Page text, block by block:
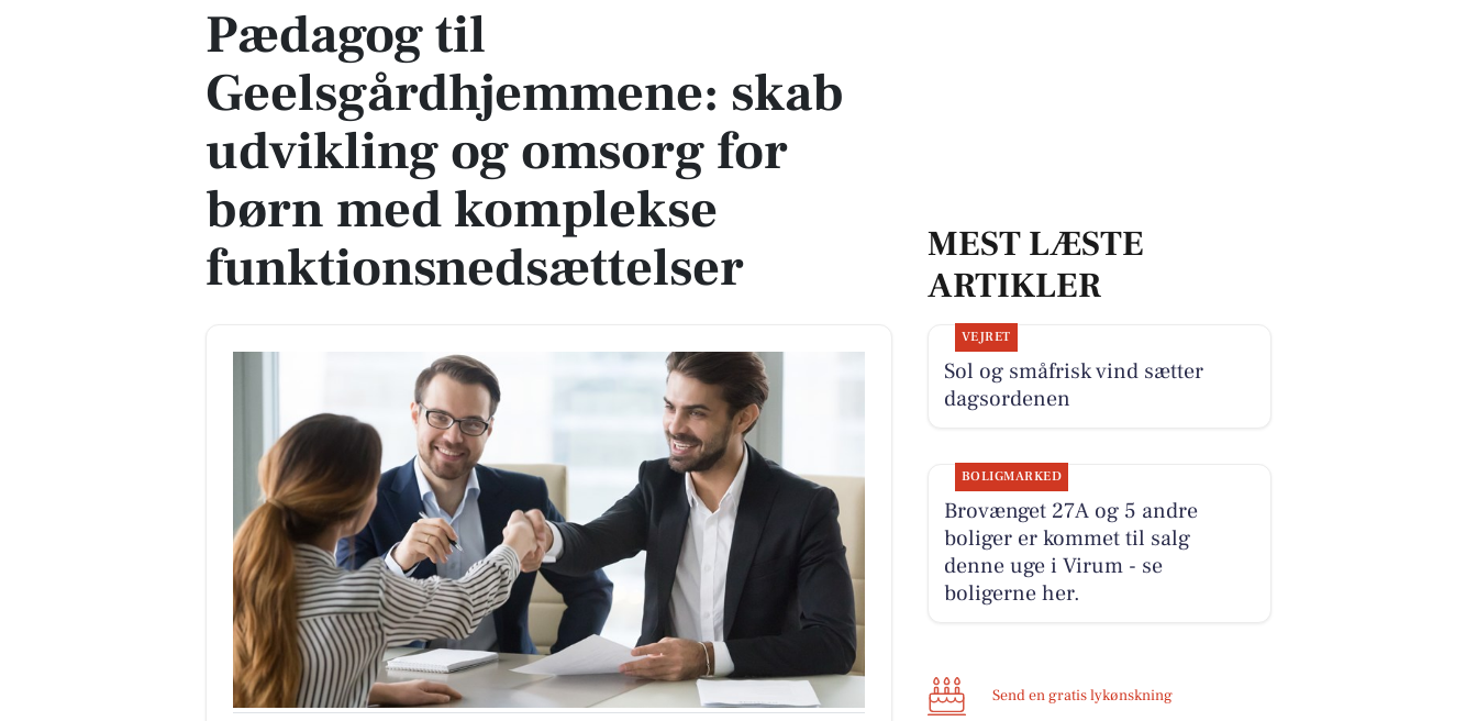
Pædagog til
Geelsgårdhjemmene: skab
udvikling og omsorg for
børn med komplekse
funktionsnedsættelser
MEST LÆSTE
ARTIKLER
VEJRET
Sol og småfrisk vind sætter
dagsordenen
BOLIGMARKED
Brovænget 27A og 5 andre
boliger er kommet til salg
denne uge i Virum - se
boligerne her.
Send en gratis lykønskning